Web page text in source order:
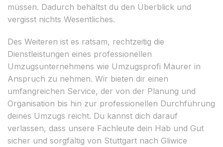
müssen. Dadurch behältst du den Überblick und
vergisst nichts Wesentliches.
Des Weiteren ist es ratsam, rechtzeitig die
Dienstleistungen eines professionellen
Umzugsunternehmens wie Umzugsprofi Maurer in
Anspruch zu nehmen. Wir bieten dir einen
umfangreichen Service, der von der Planung und
Organisation bis hin zur professionellen Durchführung
deines Umzugs reicht. Du kannst dich darauf
verlassen, dass unsere Fachleute dein Hab und Gut
sicher und sorgfältig von Stuttgart nach Gliwice